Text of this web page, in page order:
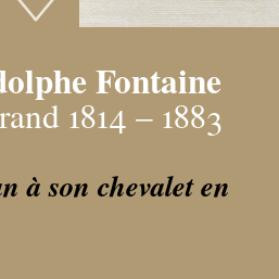
Fontaine
1814 – 1883
à son chevalet en